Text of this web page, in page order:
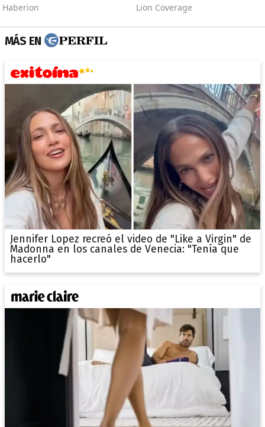
MÁS EN
Jennifer Lopez recreó el video de "Like a Virgin" de
Madonna en los canales de Venecia: "Tenía que
hacerlo"